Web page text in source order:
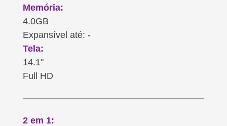
Memória:
4.0GB
Expansível até: -
Tela:
14.1"
Full HD
2 em 1: